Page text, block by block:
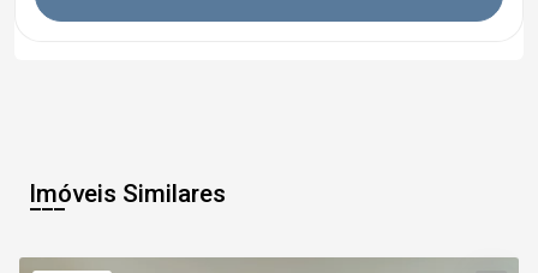
Imóveis Similares